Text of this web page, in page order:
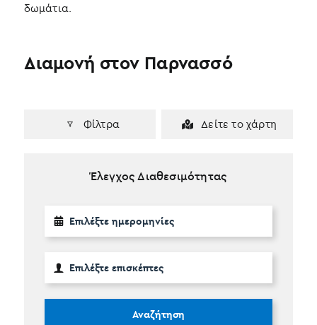
δωμάτια.
Φίλτρα Δείτε το χάρτη
Διαμονή στον Παρνασσό
Έλεγχος Διαθεσιμότητας
Αναζήτηση